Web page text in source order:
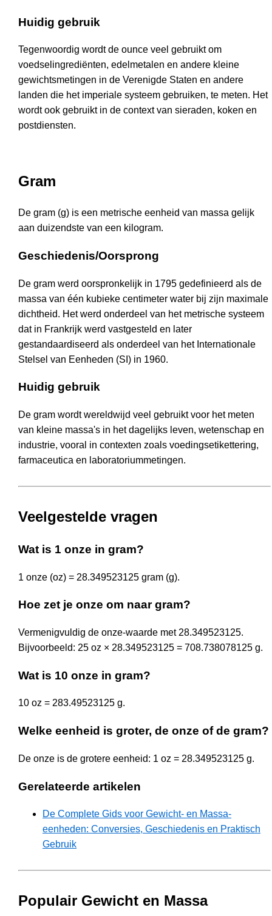
Huidig gebruik
Tegenwoordig wordt de ounce veel gebruikt om
voedselingrediënten, edelmetalen en andere kleine
gewichtsmetingen in de Verenigde Staten en andere
landen die het imperiale systeem gebruiken, te meten. Het
wordt ook gebruikt in de context van sieraden, koken en
postdiensten.
Gram
De gram (g) is een metrische eenheid van massa gelijk
aan duizendste van een kilogram.
Geschiedenis/Oorsprong
De gram werd oorspronkelijk in 1795 gedefinieerd als de
massa van één kubieke centimeter water bij zijn maximale
dichtheid. Het werd onderdeel van het metrische systeem
dat in Frankrijk werd vastgesteld en later
gestandaardiseerd als onderdeel van het Internationale
Stelsel van Eenheden (SI) in 1960.
Huidig gebruik
De gram wordt wereldwijd veel gebruikt voor het meten
van kleine massa's in het dagelijks leven, wetenschap en
industrie, vooral in contexten zoals voedingsetikettering,
farmaceutica en laboratoriummetingen.
Veelgestelde vragen
Wat is 1 onze in gram?
1 onze (oz) = 28.349523125 gram (g).
Hoe zet je onze om naar gram?
Vermenigvuldig de onze-waarde met 28.349523125.
Bijvoorbeeld: 25 oz × 28.349523125 = 708.738078125 g.
Wat is 10 onze in gram?
10 oz = 283.49523125 g.
Welke eenheid is groter, de onze of de gram?
De onze is de grotere eenheid: 1 oz = 28.349523125 g.
Gerelateerde artikelen
De Complete Gids voor Gewicht- en Massa-
eenheden: Conversies, Geschiedenis en Praktisch
Gebruik
Populair Gewicht en Massa